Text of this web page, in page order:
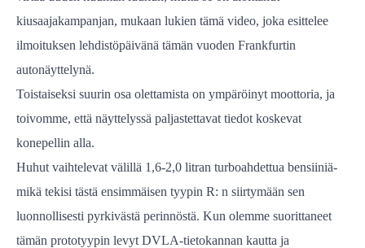
kiusaajakampanjan, mukaan lukien tämä video, joka esittelee
ilmoituksen lehdistöpäivänä tämän vuoden Frankfurtin
autonäyttelynä.
Toistaiseksi suurin osa olettamista on ympäröinyt moottoria, ja
toivomme, että näyttelyssä paljastettavat tiedot koskevat
konepellin alla.
Huhut vaihtelevat välillä 1,6-2,0 litran turboahdettua bensiiniä-
mikä tekisi tästä ensimmäisen tyypin R: n siirtymään sen
luonnollisesti pyrkivästä perinnöstä. Kun olemme suorittaneet
tämän prototyypin levyt DVLA-tietokannan kautta ja